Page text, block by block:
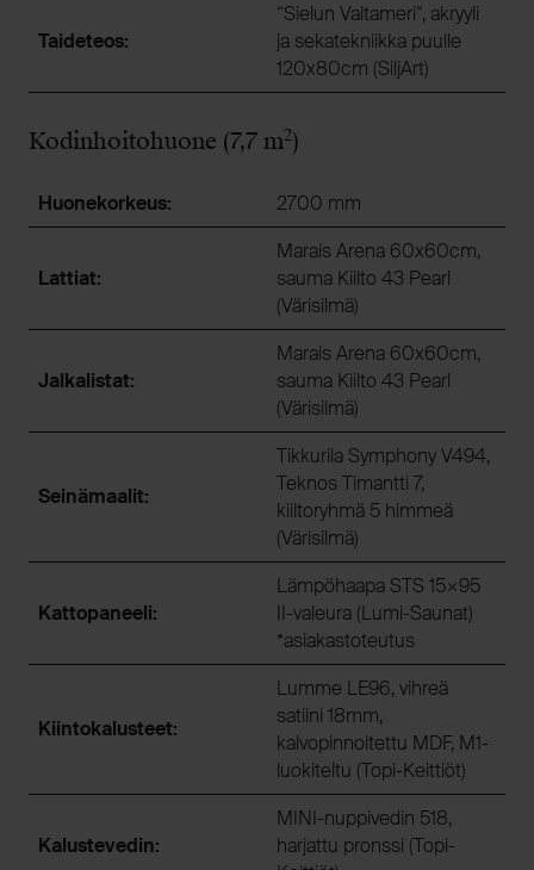
Taideteos:
“Sielun Valtameri“, akryyli
ja sekatekniikka puulle
120x80cm (SiljArt)
Kodinhoitohuone (7,7 m2)
Huonekorkeus: 2700 mm
Lattiat:
Marais Arena 60x60cm,
sauma Kiilto 43 Pearl
(Värisilmä)
Jalkalistat:
Marais Arena 60x60cm,
sauma Kiilto 43 Pearl
(Värisilmä)
Seinämaalit:
Tikkurila Symphony V494,
Teknos Timantti 7,
kiiltoryhmä 5 himmeä
(Värisilmä)
Kattopaneeli:
Lämpöhaapa STS 15×95
II-valeura (Lumi-Saunat)
*asiakastoteutus
Kiintokalusteet:
Lumme LE96, vihreä
satiini 18mm,
kalvopinnoitettu MDF, M1-
luokiteltu (Topi-Keittiöt)
Kalustevedin:
MINI-nuppivedin 518,
harjattu pronssi (Topi-